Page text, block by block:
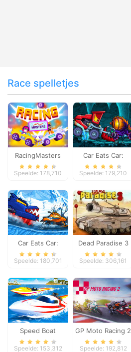
Race spelletjes
RacingMasters
Speelde: 178,710
Car Eats Car:
Dungeon
Speelde: 179,210
Car Eats Car:
Winter Adventure
Speelde: 180,701
Dead Paradise 3
Speelde: 306,161
Speed Boat
Extreme Racing
Speelde: 153,312
GP Moto Racing 2
Speelde: 192,812